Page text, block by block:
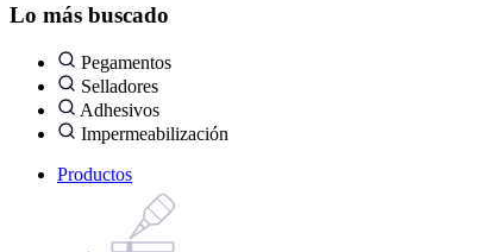
Lo más buscado
Pegamentos
Selladores
Adhesivos
Impermeabilización
Productos